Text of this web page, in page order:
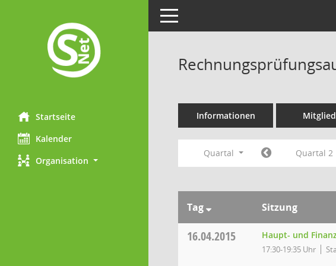
Startseite
Kalender
Organisation
Toggle navigation
Informationen
Quartal Quartal 2
Tag Sitzung
16.04.2015 Haupt- und
17:30-19:35 Uhr